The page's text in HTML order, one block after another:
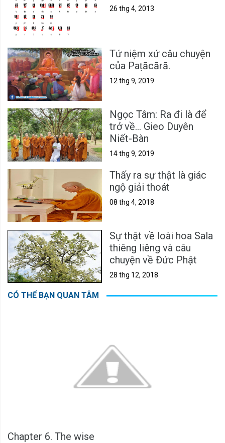
26 thg 4, 2013
Tứ niệm xứ câu chuyện
của Paṭācārā.
12 thg 9, 2019
Ngọc Tâm: Ra đi là để
trở về... Gieo Duyên
Niết-Bàn
14 thg 9, 2019
Thấy ra sự thật là giác
ngộ giải thoát
08 thg 4, 2018
Sự thật về loài hoa Sala
thiêng liêng và câu
chuyện về Đức Phật
28 thg 12, 2018
CÓ THỂ BẠN QUAN TÂM
Chapter 6. The wise